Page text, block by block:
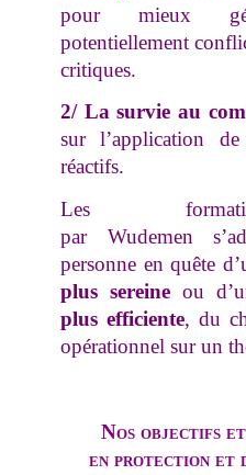
pour mieux
potentiellement
critiques.
2/ La survie au
sur l’application
réactifs.
Les
par Wudemen
personne en quête
plus sereine ou
plus efficiente, du
opérationnel sur un
Nos objectifs et
en protection et